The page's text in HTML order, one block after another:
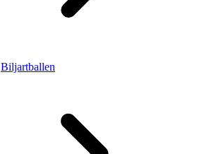
Biljartballen